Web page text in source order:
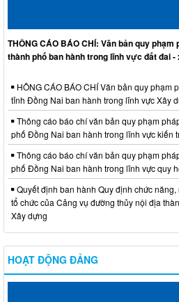
THÔNG CÁO BÁO CHÍ: Văn bản quy
thành phố ban hành trong lĩnh vực đất đai
HÔNG CÁO BÁO CHÍ Văn bản quy phạm
tỉnh Đồng Nai ban hành trong lĩnh vực Xây
Thông cáo báo chí văn bản quy phạm
phố Đồng Nai ban hành trong lĩnh vực kiến
Thông cáo báo chí văn bản quy phạm
phố Đồng Nai ban hành trong lĩnh vực quy
Quyết định ban hành Quy định chức
tổ chức của Cảng vụ đường thủy nội địa
Xây dựng
HOẠT ĐỘNG ĐẢNG